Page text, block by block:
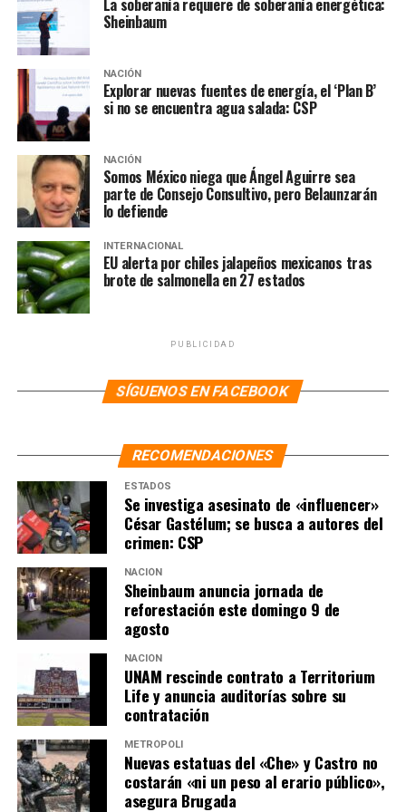
actuar en ese caso responsablemente y también con
cero impunidad”, indicó.
NOTAS RELACIONADAS:
ARIADNA MONTIEL
CASO AGENTES DE LA CIA
CHIHUAHUA
CONVOCATORIA
JUICIO POLÍTICO
MOVILIZACIÓN
SIGUIENTE
Sheinbaum afirma no tener información de presunto
acuerdo de «Los Chapitos» con EU
Sheinbaum reclama a EU que no haya extraditado a
vinculados en caso Ayotzinapa y huachicol fiscal
La soberanía requiere de soberanía energética:
Sheinbaum
NACIÓN
Explorar nuevas fuentes de energía, el ‘Plan B’
si no se encuentra agua salada: CSP
NACIÓN
Somos México niega que Ángel Aguirre sea
parte de Consejo Consultivo, pero Belaunzarán
lo defiende
INTERNACIONAL
EU alerta por chiles jalapeños mexicanos tras
brote de salmonella en 27 estados
PUBLICIDAD
SÍGUENOS EN FACEBOOK
RECOMENDACIONES
ESTADOS
Se investiga asesinato de «influencer»
César Gastélum; se busca a autores del
crimen: CSP
NACIÓN
Sheinbaum anuncia jornada de
reforestación este domingo 9 de
agosto
NACIÓN
UNAM rescinde contrato a Territorium
Life y anuncia auditorías sobre su
contratación
METRÓPOLI
Nuevas estatuas del «Che» y Castro no
costarán «ni un peso al erario público»,
asegura Brugada